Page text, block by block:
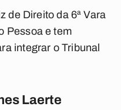
de Direito da 6ª Vara
Pessoa e tem
integrar o Tribunal
Laerte